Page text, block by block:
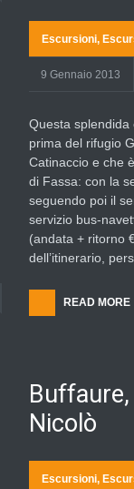
Escursioni,
9 Gennaio 2013
Questa
prima del rifugio
Catinaccio e che
di Fassa: con la
seguendo poi il
servizio bus-
(andata + ritorno
dell’itinerario,
READ MORE
Nicolò
Escursioni,